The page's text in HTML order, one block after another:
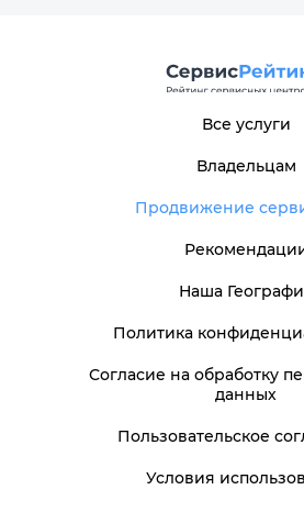
Все услуги
Владельцам
Продвижение
Наша
Политика
Согласие на обработку
данных
Пользовательское
Условия